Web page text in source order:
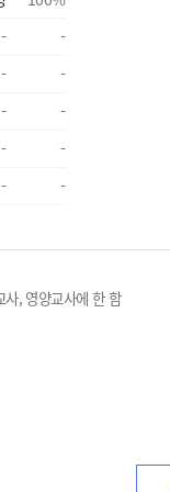
-
-
-
-
-
-
-
-
-
-
, 영양교사에 한 함